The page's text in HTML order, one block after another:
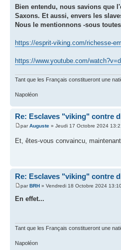
Bien entendu, nous savions que
Saxons. Et aussi, envers les
Nous le mentionnons -sous
https://esprit-viking.com/richesse-
https://www.youtube.com/
Tant que les Français constitueront une
Napoléon
Re: Esclaves "viking" contre
parAuguste » Jeudi 17 Octobre 2024
Et, êtes-vous convaincu,
Re: Esclaves "viking" contre
parBRH » Vendredi 18 Octobre 2024
En effet...
Tant que les Français constitueront une
Napoléon